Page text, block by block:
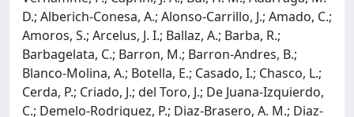
D.; Alberich-Conesa, A.; Alonso-Carrillo, J.; Amado, C.;
Amoros, S.; Arcelus, J. I.; Ballaz, A.; Barba, R.;
Barbagelata, C.; Barron, M.; Barron-Andres, B.;
Blanco-Molina, A.; Botella, E.; Casado, I.; Chasco, L.;
Cerda, P.; Criado, J.; del Toro, J.; De Juana-Izquierdo,
C.; Demelo-Rodriguez, P.; Diaz-Brasero, A. M.; Diaz-